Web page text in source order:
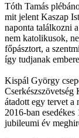
Tóth Tamás
mit jelent Kaszap
naponta találkozni
nem katolikusok,
főpásztort, a
így tudjanak
Kispál György
Cserkészszövetség
átadott egy tervet a
2016-ban
jubileumi év